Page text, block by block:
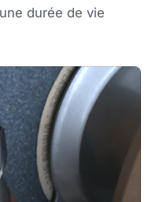
durée de vie